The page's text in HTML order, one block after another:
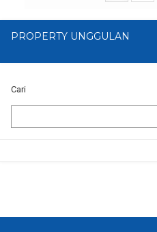
PROPERTY UNGGULAN
Cari